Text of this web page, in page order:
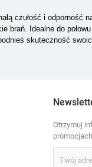
czułość i
Idealne do
skuteczność
Otrzymuj
promocjach